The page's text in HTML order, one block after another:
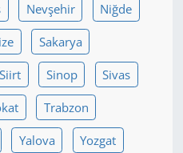
Nevşehir Niğde
Sakarya
Siirt Sinop Sivas
Trabzon
Yalova Yozgat